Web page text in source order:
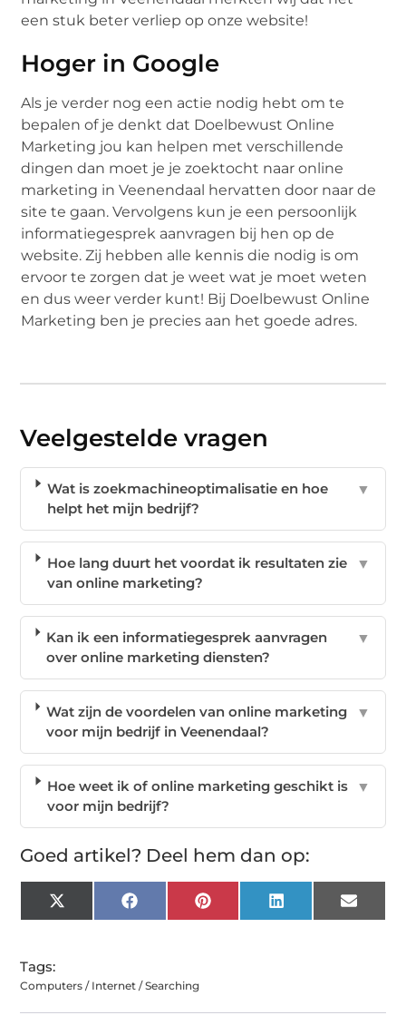
een stuk beter verliep op onze website!
Hoger in Google
Als je verder nog een actie nodig hebt om te
bepalen of je denkt dat Doelbewust Online
Marketing jou kan helpen met verschillende
dingen dan moet je je zoektocht naar online
marketing in Veenendaal hervatten door naar de
site te gaan. Vervolgens kun je een persoonlijk
informatiegesprek aanvragen bij hen op de
website. Zij hebben alle kennis die nodig is om
ervoor te zorgen dat je weet wat je moet weten
en dus weer verder kunt! Bij Doelbewust Online
Marketing ben je precies aan het goede adres.
Veelgestelde vragen
Wat is zoekmachineoptimalisatie en hoe
helpt het mijn bedrijf?
▼
Hoe lang duurt het voordat ik resultaten zie
van online marketing?
▼
Kan ik een informatiegesprek aanvragen
over online marketing diensten?
▼
Wat zijn de voordelen van online marketing
voor mijn bedrijf in Veenendaal?
▼
Hoe weet ik of online marketing geschikt is
voor mijn bedrijf?
▼
Goed artikel? Deel hem dan op:
X
(Twitter)
FacebookPinterest LinkedIn Email
Tags:
Computers / Internet / Searching